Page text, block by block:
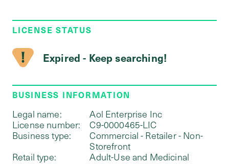
LICENSE STATUS
Expired - Keep searching!
BUSINESS INFORMATION
Legal name:
Aol Enterprise Inc
License number:
C9-0000465-LIC
Business type:
Commercial - Retailer - Non-
Storefront
Retail type:
Adult-Use and Medicinal